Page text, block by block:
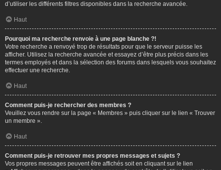
d’utiliser les différents filtres disponibles dans la recherche avancée.
Haut
Pourquoi ma recherche renvoie à une page blanche ?!
Votre recherche a renvoyé trop de résultats pour que le serveur puisse les
afficher. Utilisez la recherche avancée et essayez d’être plus précis dans les
termes employés et dans la sélection des forums dans lesquels vous souhaitez
effectuer une recherche.
Haut
Comment puis-je rechercher des membres ?
Veuillez vous rendre sur la page « Membres » puis cliquer sur le lien « Trouver
un membre ».
Haut
Comment puis-je retrouver mes propres messages et sujets ?
Vos propres messages peuvent être affichés soit en cliquant sur le lien